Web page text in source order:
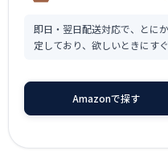
即日・翌日配送対応で、とに
定しており、欲しいときにす
Amazonで探す